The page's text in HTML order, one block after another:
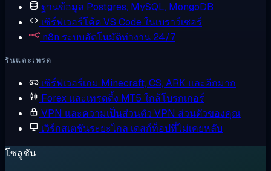
ฐานข้อมูล Postgres, MySQL, MongoDB
เซิร์ฟเวอร์โค้ดVS Code ในเบราว์เซอร์
n8n ระบบอัตโนมัติทำงาน 24/7
รันและเทรด
เซิร์ฟเวอร์เกม Minecraft, CS, ARK และอีกมาก
Forex และเทรดดิ้ง MT5 ใกล้โบรกเกอร์
VPN และความเป็นส่วนตัว VPN ส่วนตัวของคุณ
เวิร์กสเตชันระยะไกล เดสก์ท็อปที่ไม่เคยหลับ
โซลูชัน